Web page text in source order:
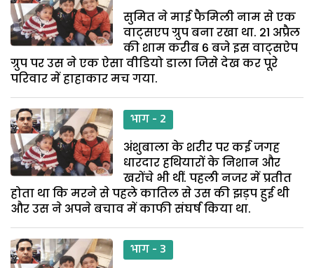
सुमित ने माई फैमिली नाम से एक
वाट्सएप ग्रुप बना रखा था. 21 अप्रैल
की शाम करीब 6 बजे इस वाट्सऐप
ग्रुप पर उस ने एक ऐसा वीडियो डाला जिसे देख कर पूरे
परिवार में हाहाकार मच गया.
भाग - 2
अंशुबाला के शरीर पर कई जगह
धारदार हथियारों के निशान और
खरोंचे भी थीं. पहली नजर में प्रतीत
होता था कि मरने से पहले कातिल से उस की झड़प हुई थी
और उस ने अपने बचाव में काफी संघर्ष किया था.
भाग - 3